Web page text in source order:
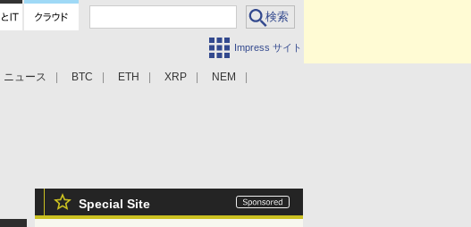
Impress サイト
ニュース BTC ETH XRP
NEM
Special Site